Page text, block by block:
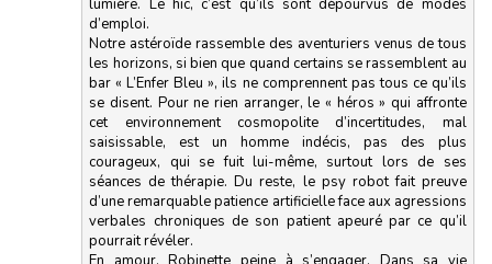
lumière. Le hic, c’est qu’ils sont dépourvus de modes
d’emploi.
Notre astéroïde rassemble des aventuriers venus de tous
les horizons, si bien que quand certains se rassemblent au
bar « L’Enfer Bleu », ils ne comprennent pas tous ce qu’ils
se disent. Pour ne rien arranger, le « héros » qui affronte
cet environnement cosmopolite d’incertitudes, mal
saisissable, est un homme indécis, pas des plus
courageux, qui se fuit lui-même, surtout lors de ses
séances de thérapie. Du reste, le psy robot fait preuve
d’une remarquable patience artificielle face aux agressions
verbales chroniques de son patient apeuré par ce qu’il
pourrait révéler.